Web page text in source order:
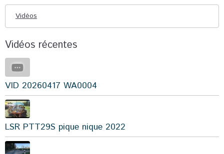
Vidéos
Vidéos récentes
VID 20260417 WA0004
LSR PTT29S pique nique 2022